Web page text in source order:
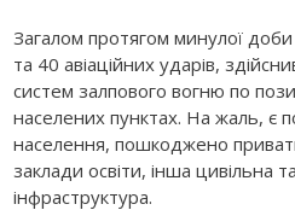
Загалом протягом минулої
та 40 авіаційних ударів,
систем залпового вогню по
населених пунктах. На жаль, є
населення, пошкоджено
заклади освіти, інша цивільна
інфраструктура.